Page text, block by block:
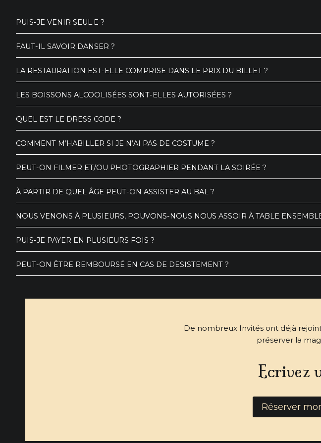
PUIS-JE VENIR SEUL.E ?
FAUT-IL SAVOIR DANSER ?
LA RESTAURATION EST-ELLE COMPRISE DANS LE PRIX DU BILLET ?
LES BOISSONS ALCOOLISÉES SONT-ELLES AUTORISÉES ?
QUEL EST LE DRESS CODE ?
COMMENT M’HABILLER SI JE N’AI PAS DE COSTUME ?
PEUT-ON FILMER ET/OU PHOTOGRAPHIER PENDANT LA SOIRÉE ?
À PARTIR DE QUEL ÂGE PEUT-ON ASSISTER AU BAL ?
NOUS VENONS À PLUSIEURS, POUVONS-NOUS NOUS ASSOIR À TABLE
PUIS-JE PAYER EN PLUSIEURS FOIS ?
PEUT-ON ÊTRE REMBOURSÉ EN CAS DE DESISTEMENT ?
De nombreux Invités ont déjà
préserver la
Ecrivez
Réserver